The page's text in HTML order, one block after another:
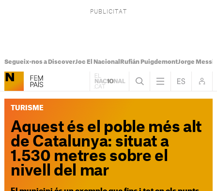
Segueix-nos a DiscoverJoc El Nacional Rufián PuigdemontJorge Messi
TURISME
Aquest és el poble més alt
de Catalunya: situat a
1.530 metres sobre el
nivell del mar